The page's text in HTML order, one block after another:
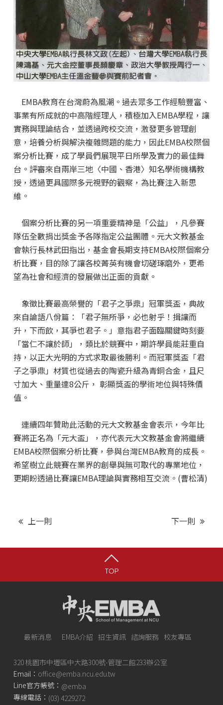
EMBA教育在台灣蔚為風潮。過去眾多工作經驗豐富、
事業有所成就的中高階經理人，積極加入EMBA學程，讓
實務與理論結合，並透過跨校交流，激發更多管理創
意，培養分析與解決複雜問題的能力，因此EMBA校際個
案分析比賽，成了學員們展現平日所學及實力的最佳舞
台。評審來自兩岸三地〈中國、香港〉知名學術機構教
授，透過更具國際多元視野的觀察，為比賽注入新思
維。
個案分析比賽的另一項重要精神是「公益」，凡參賽
隊伍全數捐出獎金予各隊指定公益團體。元大文教基金
會執行長林武田指出，基金會長期支持EMBA校際個案分
析比賽，目的除了讓各校菁英有機會切磋琢磨外，更希
望為社會和經濟的發展做出正面的貢獻。
象徵比賽最高榮譽的「君子之爭鼎」冠軍獎盃，典故
來自論語八佾篇：「君子無所爭，必也射乎！揖讓而
升，下而飲，其爭也君子。」意指君子面臨關鍵時刻要
「當仁不讓於師」，類比於競賽中，期許學員能莊重自
持，以正大光明的方式求取最後勝利。而冠軍獎盃「君
子之爭鼎」材質也從過去的陶瓷升級為青銅合金，且尺
寸加大、重量達8公斤， 彰顯獎盃的學術地位與特殊價
值。
連續四年贊助此活動的元大文教基金會表示，今年比
賽將正名為「元大盃」，亦代表元大文教基金會將繼續
EMBA校際個案分析比賽，參與台灣EMBA教育的成長。
希望樹立此競賽在業界的創舉與無可取代的專業地位，
更期盼透過比賽讓EMBA理論與實務相互交流。(曹松清)
上一則 下一則
TOP
最新消息 EMBA介紹 招生資訊 諮詢服務 校友專區
320 桃園市中壢區中大路300號-管理二館233辦公室
Email： office@emba.ncu.edu.tw
Line官方帳號： @emba
專線電話： (03) 4229272